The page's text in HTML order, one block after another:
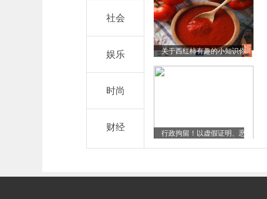
社会
娱乐
时尚
财经
关于西红柿有趣的小知识你
行政拘留！以虚假证明、恶